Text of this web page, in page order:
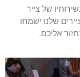
של צייר
שלנו ישמחו
אליכם.